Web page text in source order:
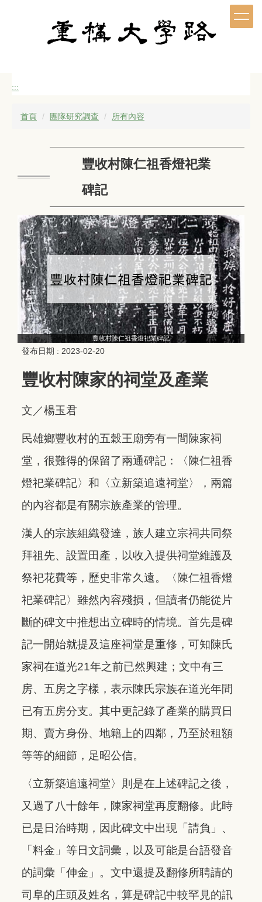
:::
首頁 團隊研究調查 所有內容
豐收村陳仁祖香燈祀業
碑記
豐收村陳仁祖香燈祀業碑記
發布日期 : 2023-02-20
豐收村陳家的祠堂及產業
文／楊玉君
民雄鄉豐收村的五穀王廟旁有一間陳家祠
堂，很難得的保留了兩通碑記：〈陳仁祖香
燈祀業碑記〉和〈立新築追遠祠堂〉，兩篇
的內容都是有關宗族產業的管理。
漢人的宗族組織發達，族人建立宗祠共同祭
拜祖先、設置田產，以收入提供祠堂維護及
祭祀花費等，歷史非常久遠。〈陳仁祖香燈
祀業碑記〉雖然內容殘損，但讀者仍能從片
斷的碑文中推想出立碑時的情境。首先是碑
記一開始就提及這座祠堂是重修，可知陳氏
家祠在道光21年之前已然興建；文中有三
房、五房之字樣，表示陳氏宗族在道光年間
已有五房分支。其中更記錄了產業的購買日
期、賣方身份、地籍上的四鄰，乃至於租額
等等的細節，足昭公信。
〈立新築追遠祠堂〉則是在上述碑記之後，
又過了八十餘年，陳家祠堂再度翻修。此時
已是日治時期，因此碑文中出現「請負」、
「料金」等日文詞彙，以及可能是台語發音
的詞彙「伸金」。文中還提及翻修所聘請的
司阜的庄頭及姓名，算是碑記中較罕見的訊